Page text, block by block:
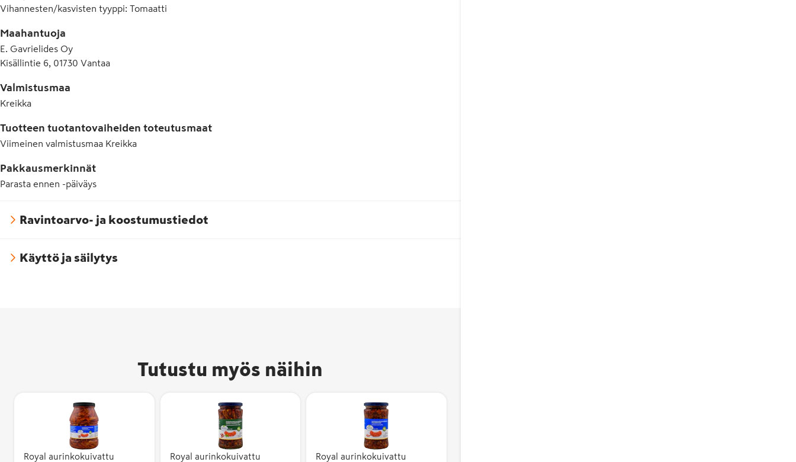
Vihannesten/kasvisten tyyppi: Tomaatti
Maahantuoja
E. Gavrielides Oy
Kisällintie 6, 01730 Vantaa
Valmistusmaa
Kreikka
Tuotteen tuotantovaiheiden toteutusmaat
Viimeinen valmistusmaa Kreikka
Pakkausmerkinnät
Parasta ennen -päiväys
Ravintoarvo- ja koostumustiedot
Käyttö ja säilytys
Tutustu myös näihin
Royal aurinkokuivattu
Royal aurinkokuivattu
Royal aurinkokuivattu